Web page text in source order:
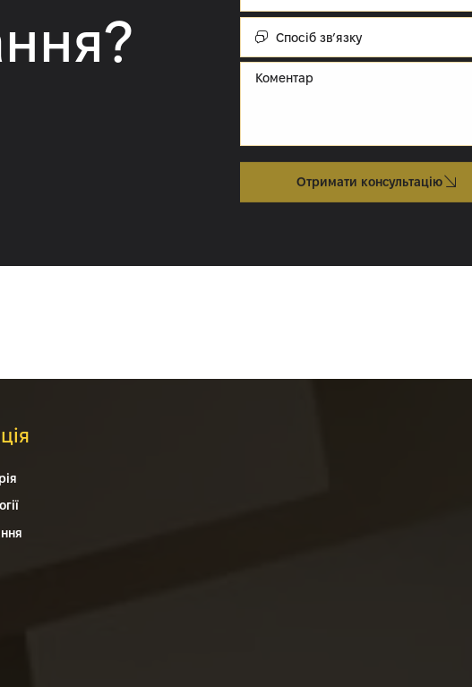
зв’язку:Cпосіб зв’язку